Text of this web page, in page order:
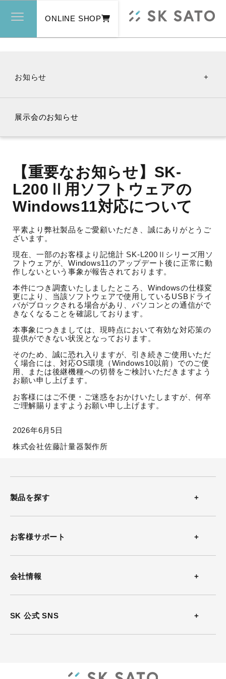
ONLINE SHOP
お知らせ
いままでのお知らせ
キャンペーン
展示会出展
展示会のお知らせ
【重要なお知らせ】SK-
L200Ⅱ用ソフトウェアの
Windows11対応について
平素より弊社製品をご愛顧いただき、誠にありがとうご
ざいます。
現在、一部のお客様より記憶計 SK-L200Ⅱシリーズ用ソ
フトウェアが、Windows11のアップデート後に正常に動
作しないという事象が報告されております。
本件につき調査いたしましたところ、Windowsの仕様変
更により、当該ソフトウェアで使用しているUSBドライ
バがブロックされる場合があり、パソコンとの通信がで
きなくなることを確認しております。
本事象につきましては、現時点において有効な対応策の
提供ができない状況となっております。
そのため、誠に恐れ入りますが、引き続きご使用いただ
く場合には、対応OS環境（Windows10以前）でのご使
用、または後継機種への切替をご検討いただきますよう
お願い申し上げます。
お客様にはご不便・ご迷惑をおかけいたしますが、何卒
ご理解賜りますようお願い申し上げます。
2026年6月5日
株式会社佐藤計量器製作所
SK 公式 SNS
会社情報
お客様サポート
製品を探す
温度計
熱中症計